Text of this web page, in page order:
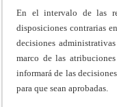
En el intervalo de las
disposiciones contrarias
decisiones
marco de las
informará de las
para que sean aprobadas.